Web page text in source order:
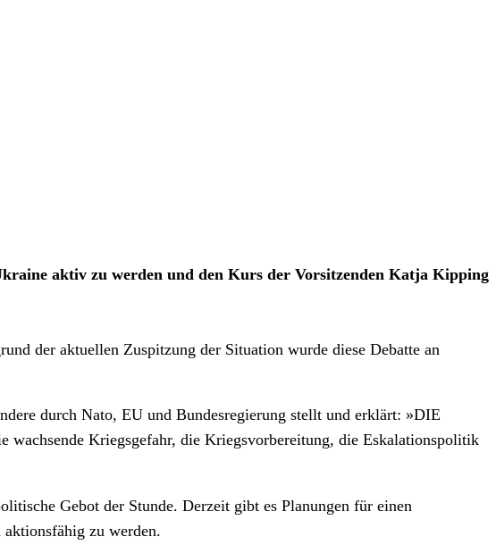
aktiv zu werden und den Kurs der Vorsitzenden Katja Kipping
der aktuellen Zuspitzung der Situation wurde diese Debatte an
durch Nato, EU und Bundesregierung stellt und erklärt: »DIE
wachsende Kriegsgefahr, die Kriegsvorbereitung, die Eskalationspolitik
Gebot der Stunde. Derzeit gibt es Planungen für einen
zu werden.